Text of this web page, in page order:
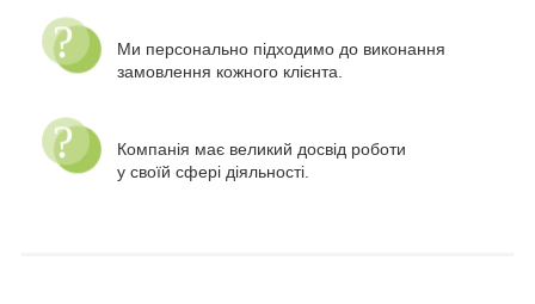
Ми персонально підходимо до виконання
замовлення кожного клієнта.
Компанія має великий досвід роботи
у своїй сфері діяльності.